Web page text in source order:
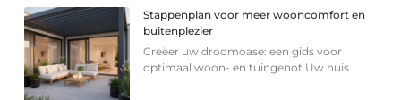
Stappenplan voor meer wooncomfort en
buitenplezier
Creëer uw droomoase: een gids voor
optimaal woon- en tuingenot Uw huis